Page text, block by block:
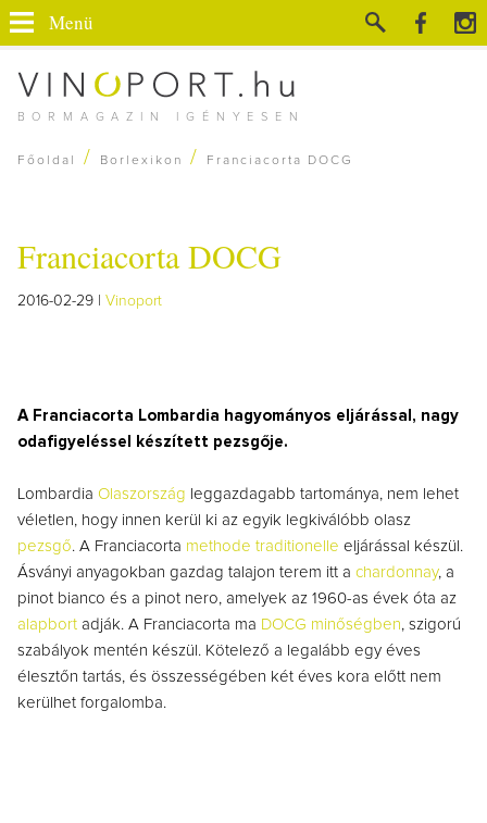
BORMAGAZIN IGÉNYESEN
Menü
Főoldal / Borlexikon / Franciacorta DOCG
Franciacorta DOCG
2016-02-29 | Vinoport
A Franciacorta Lombardia hagyományos eljárással, nagy
odafigyeléssel készített pezsgője.
Lombardia Olaszország leggazdagabb tartománya, nem lehet
véletlen, hogy innen kerül ki az egyik legkiválóbb olasz
pezsgő. A Franciacorta methode traditionelle eljárással készül.
Ásványi anyagokban gazdag talajon terem itt a chardonnay, a
pinot bianco és a pinot nero, amelyek az 1960-as évek óta az
alapbort adják. A Franciacorta ma DOCG minőségben, szigorú
szabályok mentén készül. Kötelező a legalább egy éves
élesztőn tartás, és összességében két éves kora előtt nem
kerülhet forgalomba.